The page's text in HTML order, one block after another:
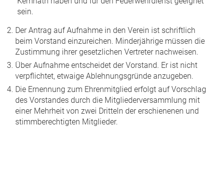
sein.
Der Antrag auf Aufnahme in den Verein ist schriftlich
beim Vorstand einzureichen. Minderjährige müssen die
Zustimmung ihrer gesetzlichen Vertreter nachweisen.
Über Aufnahme entscheidet der Vorstand. Er ist nicht
verpflichtet, etwaige Ablehnungsgründe anzugeben.
Die Ernennung zum Ehrenmitglied erfolgt auf Vorschlag
des Vorstandes durch die Mitgliederversammlung mit
einer Mehrheit von zwei Dritteln der erschienenen und
stimmberechtigten Mitglieder.